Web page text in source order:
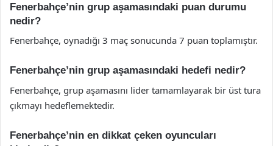
Fenerbahçe’nin grup aşamasındaki puan durumu
nedir?
Fenerbahçe, oynadığı 3 maç sonucunda 7 puan toplamıştır.
Fenerbahçe’nin grup aşamasındaki hedefi nedir?
Fenerbahçe, grup aşamasını lider tamamlayarak bir üst tura
çıkmayı hedeflemektedir.
Fenerbahçe’nin en dikkat çeken oyuncuları